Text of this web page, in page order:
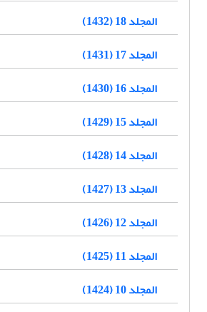
المجلد 18 (1432)
المجلد 17 (1431)
المجلد 16 (1430)
المجلد 15 (1429)
المجلد 14 (1428)
المجلد 13 (1427)
المجلد 12 (1426)
المجلد 11 (1425)
المجلد 10 (1424)